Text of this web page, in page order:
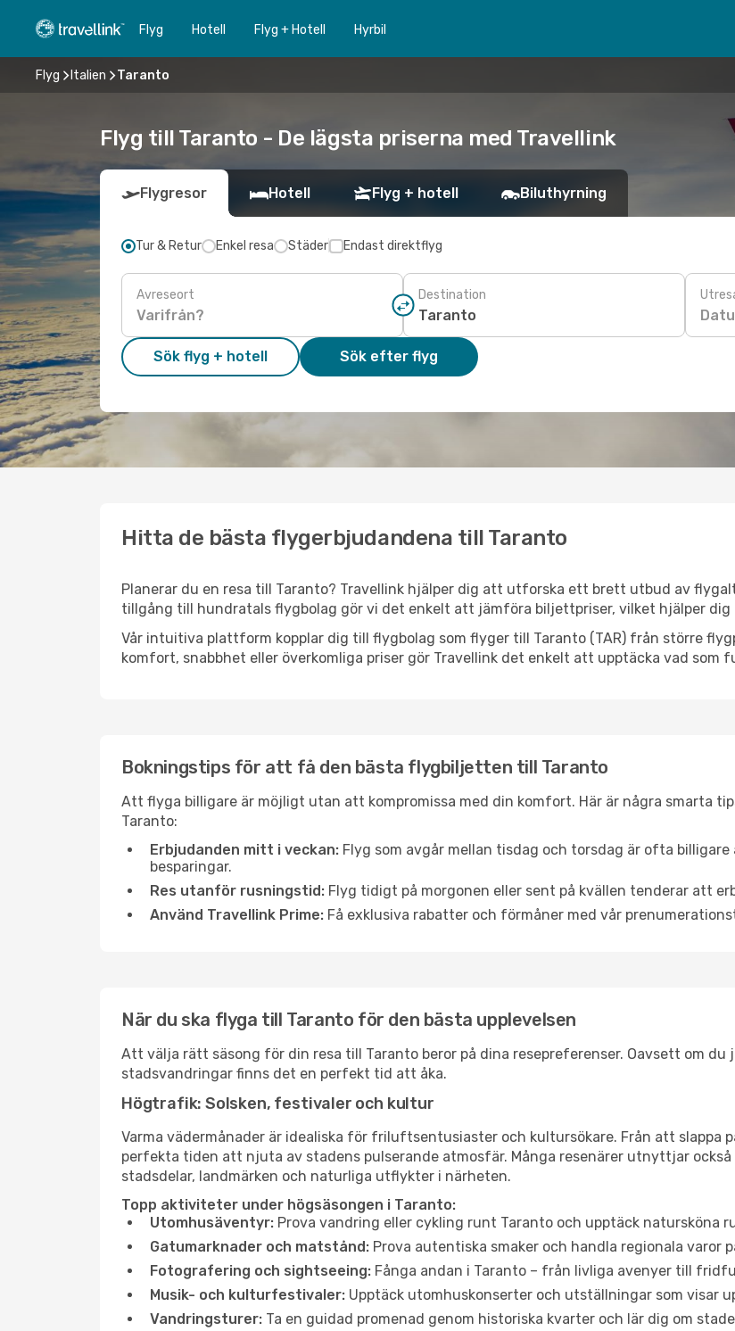
Flyg Hotell Flyg + Hotell Hyrbil
Flyg Italien Taranto
Flyg till Taranto - De lägsta priserna med Travellink
Flygresor Hotell Flyg + hotell Biluthyrning
Tur & Retur Enkel resa Städer Endast direktflyg
Avreseort Destination
Sök flyg + hotell Sök efter flyg
Hitta de bästa flygerbjudandena till Taranto
Planerar du en resa till Taranto? Travellink hjälper dig att utforska ett brett utbud av
tillgång till hundratals flygbolag gör vi det enkelt att jämföra biljettpriser, vilket hjälper
Vår intuitiva plattform kopplar dig till flygbolag som flyger till Taranto (TAR) från större
komfort, snabbhet eller överkomliga priser gör Travellink det enkelt att upptäcka vad som
Bokningstips för att få den bästa flygbiljetten till Taranto
Att flyga billigare är möjligt utan att kompromissa med din komfort. Här är några smarta
Taranto:
Erbjudanden mitt i veckan: Flyg som avgår mellan tisdag och torsdag är ofta
besparingar.
Res utanför rusningstid: Flyg tidigt på morgonen eller sent på kvällen tenderar att
Använd Travellink Prime: Få exklusiva rabatter och förmåner med vår
När du ska flyga till Taranto för den bästa upplevelsen
Att välja rätt säsong för din resa till Taranto beror på dina resepreferenser. Oavsett om du
stadsvandringar finns det en perfekt tid att åka.
Högtrafik: Solsken, festivaler och kultur
Varma vädermånader är idealiska för friluftsentusiaster och kultursökare. Från att slappa
perfekta tiden att njuta av stadens pulserande atmosfär. Många resenärer utnyttjar
stadsdelar, landmärken och naturliga utflykter i närheten.
Topp aktiviteter under högsäsongen i Taranto:
Utomhusäventyr: Prova vandring eller cykling runt Taranto och upptäck natursköna
Gatumarknader och matstånd: Prova autentiska smaker och handla regionala varor
Fotografering och sightseeing: Fånga andan i Taranto – från livliga avenyer till
Musik- och kulturfestivaler: Upptäck utomhuskonserter och utställningar som visar
Vandringsturer: Ta en guidad promenad genom historiska kvarter och lär dig om